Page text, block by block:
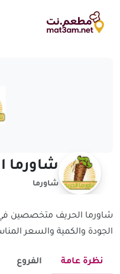
شاورما
شاورما
شاورما الحريف متخصصين في
الجودة والكمية والسعر
نظرة عامة الفروع